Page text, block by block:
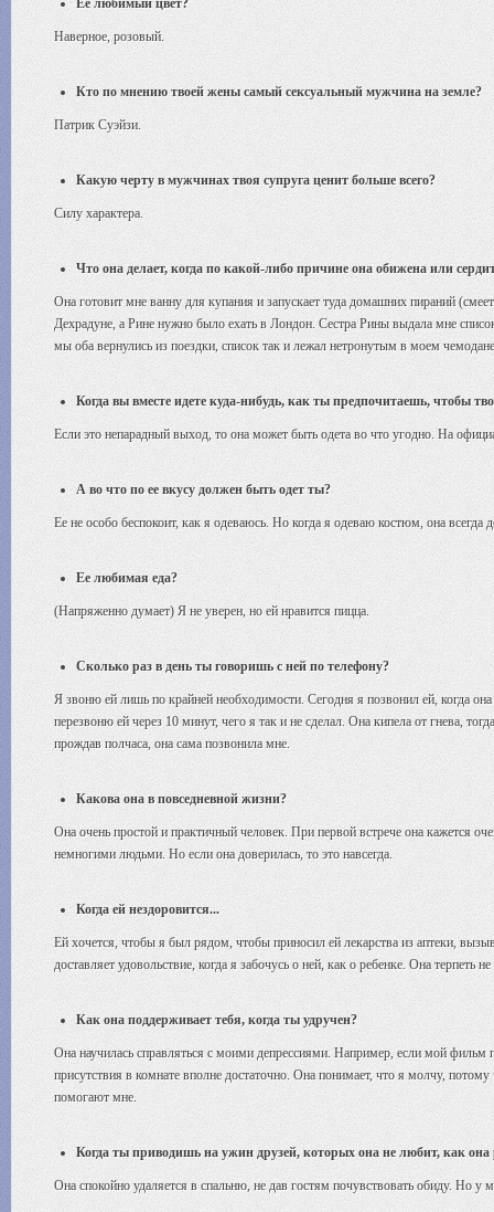
Ее любимый цвет?
Наверное, розовый.
Кто по мнению твоей жены самый сексуальный мужчина на земле?
Патрик Суэйзи.
Какую черту в мужчинах твоя супруга ценит больше всего?
Силу характера.
Что она делает, когда по какой-либо причине она обижена или
Она готовит мне ванну для купания и запускает туда домашних пираний
Дехрадуне, а Рине нужно было ехать в Лондон. Сестра Рины выдала мне
мы оба вернулись из поездки, список так и лежал нетронутым в моем
Когда вы вместе идете куда-нибудь, как ты предпочитаешь, чтобы
Если это непарадный выход, то она может быть одета во что угодно. На
А во что по ее вкусу должен быть одет ты?
Ее не особо беспокоит, как я одеваюсь. Но когда я одеваю костюм, она
Ее любимая еда?
(Напряженно думает) Я не уверен, но ей нравится пицца.
Сколько раз в день ты говоришь с ней по телефону?
Я звоню ей лишь по крайней необходимости. Сегодня я позвонил ей, когда
перезвоню ей через 10 минут, чего я так и не сделал. Она кипела от гнева,
прождав полчаса, она сама позвонила мне.
Какова она в повседневной жизни?
Она очень простой и практичный человек. При первой встрече она кажется
немногими людьми. Но если она доверилась, то это навсегда.
Когда ей нездоровится...
Ей хочется, чтобы я был рядом, чтобы приносил ей лекарства из аптеки,
доставляет удовольствие, когда я забочусь о ней, как о ребенке. Она терпеть
Как она поддерживает тебя, когда ты удручен?
Она научилась справляться с моими депрессиями. Например, если мой
присутствия в комнате вполне достаточно. Она понимает, что я молчу,
помогают мне.
Когда ты приводишь на ужин друзей, которых она не любит, как она
Она спокойно удаляется в спальню, не дав гостям почувствовать обиду. Но у